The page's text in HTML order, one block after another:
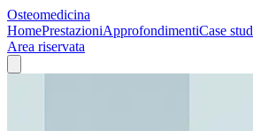
Osteomedicina
HomePrestazioniApprofondimentiCase
Area riservata